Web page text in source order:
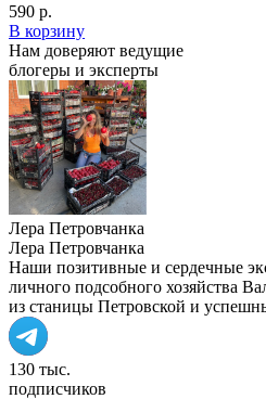
590 р.
В корзину
Нам доверяют ведущие
блогеры и эксперты
Лера Петровчанка
Лера Петровчанка
Наши позитивные и сердечные
личного подсобного хозяйства
из станицы Петровской и
130 тыс.
подписчиков